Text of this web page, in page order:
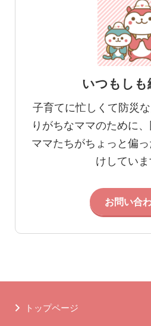
いつもしも
子育てに忙しくて防災
りがちなママのために
ママたちがちょっと偏
けしていま
お問い合
トップページ